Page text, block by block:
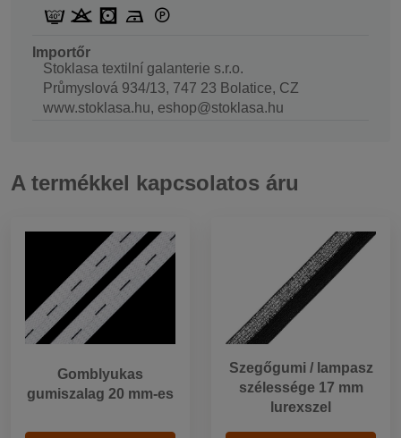
Importőr
Stoklasa textilní galanterie s.r.o.
Průmyslová 934/13, 747 23 Bolatice, CZ
www.stoklasa.hu, eshop@stoklasa.hu
A termékkel kapcsolatos áru
Gomblyukas
gumiszalag 20 mm-es
Szegőgumi / lampasz
szélessége 17 mm
lurexszel